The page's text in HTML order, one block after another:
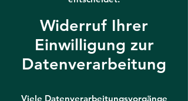
Widerruf Ihrer
Einwilligung zur
Datenverarbeitung
Viele Datenverarbeitungsvorgänge